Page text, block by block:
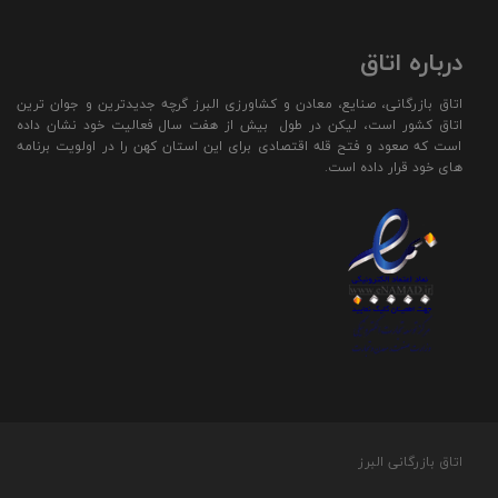
درباره اتاق
اتاق بازرگانی، صنایع، معادن و کشاورزی البرز گرچه جدیدترین و جوان ترین
اتاق کشور است، لیکن در طول بیش از هفت سال فعالیت خود نشان داده
است که صعود و فتح قله اقتصادی برای این استان کهن را در اولویت برنامه
های خود قرار داده است.
اتاق بازرگانی البرز